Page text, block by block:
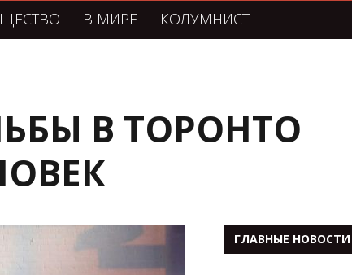
В МИРЕ КОЛУМНИСТ
В ТОРОНТО
ГЛАВНЫЕ НОВОСТИ